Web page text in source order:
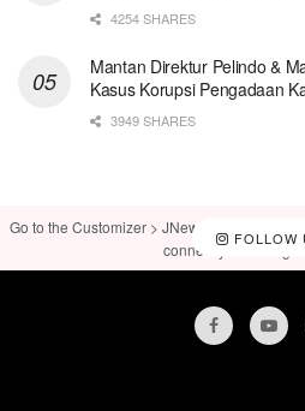
4254 SHARES
Mantan Direktur Pelindo &
Kasus Korupsi Pengadaan
3949 SHARES
FOLLOW
Go to the Customizer > JNews : Social, Like
connect your